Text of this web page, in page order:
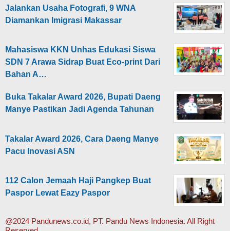
Jalankan Usaha Fotografi, 9 WNA
Diamankan Imigrasi Makassar
Mahasiswa KKN Unhas Edukasi Siswa
SDN 7 Arawa Sidrap Buat Eco-print Dari
Bahan A…
Buka Takalar Award 2026, Bupati Daeng
Manye Pastikan Jadi Agenda Tahunan
Takalar Award 2026, Cara Daeng Manye
Pacu Inovasi ASN
112 Calon Jemaah Haji Pangkep Buat
Paspor Lewat Eazy Paspor
@2024 Pandunews.co.id, PT. Pandu News Indonesia. All Right